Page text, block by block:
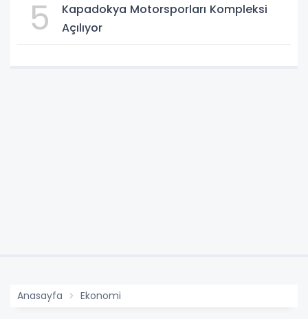
5
Kapadokya Motorsporları Kompleksi
Açılıyor
Anasayfa Ekonomi